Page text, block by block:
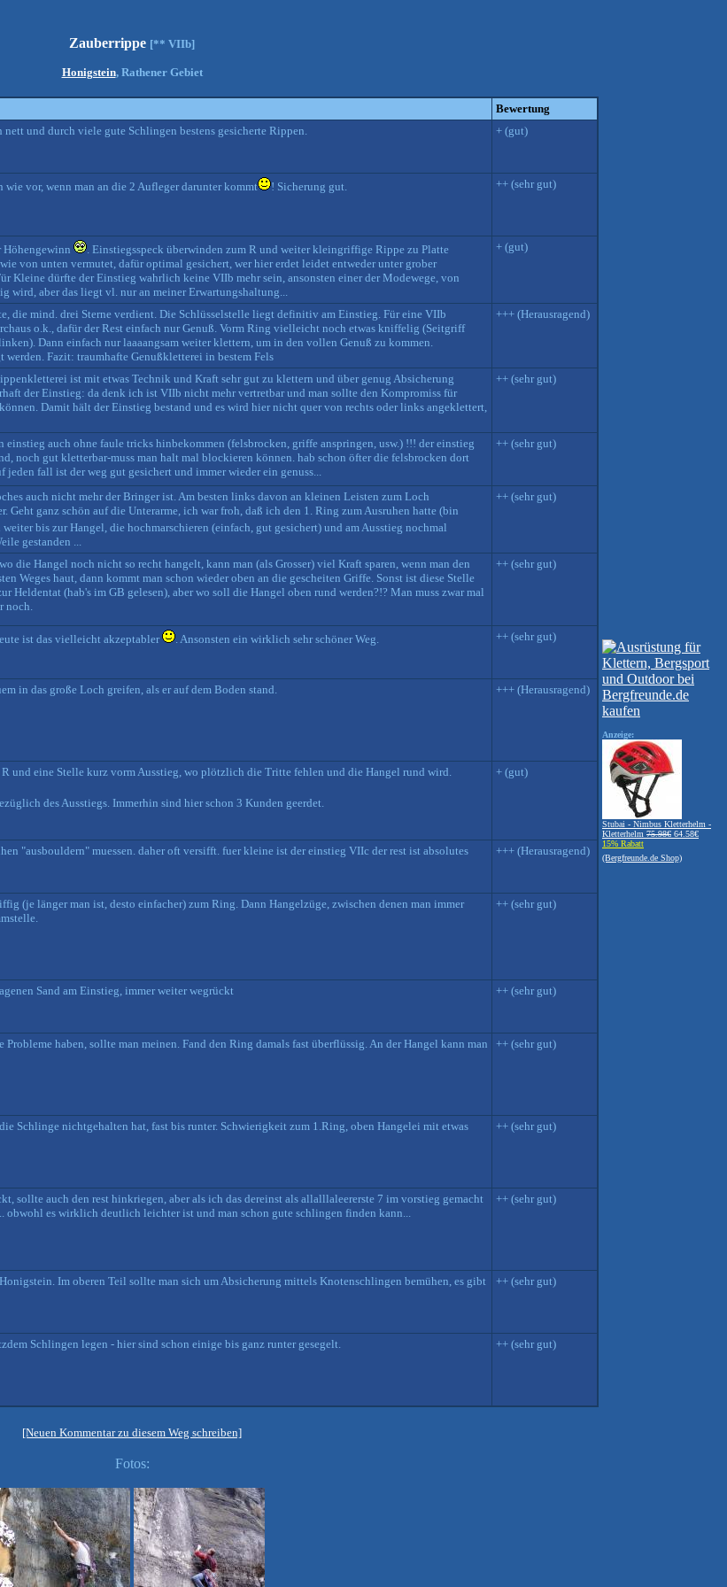
Zauberrippe [** VIIb]
Honigstein, Rathener Gebiet
Bewertung
und durch viele gute Schlingen bestens gesicherte Rippen. + (gut)
vor, wenn man an die 2 Aufleger darunter kommt ! Sicherung gut. ++ (sehr gut)
Höhengewinn
. Einstiegsspeck überwinden zum R und weiter kleingriffige Rippe zu Platte
von unten vermutet, dafür optimal gesichert, wer hier erdet leidet entweder unter grober
Kleine dürfte der Einstieg wahrlich keine VIIb mehr sein, ansonsten einer der Modewege, von
wird, aber das liegt vl. nur an meiner Erwartungshaltung...
+ (gut)
die mind. drei Sterne verdient. Die Schlüsselstelle liegt definitiv am Einstieg. Für eine VIIb
o.k., dafür der Rest einfach nur Genuß. Vorm Ring vielleicht noch etwas kniffelig (Seitgriff
Dann einfach nur laaaangsam weiter klettern, um in den vollen Genuß zu kommen.
Fazit: traumhafte Genußkletterei in bestem Fels
+++ (Herausragend)
ist mit etwas Technik und Kraft sehr gut zu klettern und über genug Absicherung
der Einstieg: da denk ich ist VIIb nicht mehr vertretbar und man sollte den Kompromiss für
Damit hält der Einstieg bestand und es wird hier nicht quer von rechts oder links angeklettert,
++ (sehr gut)
auch ohne faule tricks hinbekommen (felsbrocken, griffe anspringen, usw.) !!! der einstieg
noch gut kletterbar-muss man halt mal blockieren können. hab schon öfter die felsbrocken dort
fall ist der weg gut gesichert und immer wieder ein genuss...
++ (sehr gut)
auch nicht mehr der Bringer ist. Am besten links davon an kleinen Leisten zum Loch
ganz schön auf die Unterarme, ich war froh, daß ich den 1. Ring zum Ausruhen hatte (bin
bis zur Hangel, die hochmarschieren (einfach, gut gesichert) und am Ausstieg nochmal
gestanden ...
++ (sehr gut)
die Hangel noch nicht so recht hangelt, kann man (als Grosser) viel Kraft sparen, wenn man den
Weges haut, dann kommt man schon wieder oben an die gescheiten Griffe. Sonst ist diese Stelle
(hab's im GB gelesen), aber wo soll die Hangel oben rund werden?!? Man muss zwar mal
noch.
++ (sehr gut)
ist das vielleicht akzeptabler . Ansonsten ein wirklich sehr schöner Weg. ++ (sehr gut)
in das große Loch greifen, als er auf dem Boden stand. +++ (Herausragend)
und eine Stelle kurz vorm Ausstieg, wo plötzlich die Tritte fehlen und die Hangel rund wird.
des Ausstiegs. Immerhin sind hier schon 3 Kunden geerdet.
+ (gut)
"ausbouldern" muessen. daher oft versifft. fuer kleine ist der einstieg VIIc der rest ist absolutes
+++ (Herausragend)
(je länger man ist, desto einfacher) zum Ring. Dann Hangelzüge, zwischen denen man immer
++ (sehr gut)
Sand am Einstieg, immer weiter wegrückt ++ (sehr gut)
haben, sollte man meinen. Fand den Ring damals fast überflüssig. An der Hangel kann man
++ (sehr gut)
Schlinge nichtgehalten hat, fast bis runter. Schwierigkeit zum 1.Ring, oben Hangelei mit etwas
++ (sehr gut)
sollte auch den rest hinkriegen, aber als ich das dereinst als allalllaleererste 7 im vorstieg gemacht
obwohl es wirklich deutlich leichter ist und man schon gute schlingen finden kann...
++ (sehr gut)
Im oberen Teil sollte man sich um Absicherung mittels Knotenschlingen bemühen, es gibt
++ (sehr gut)
Schlingen legen - hier sind schon einige bis ganz runter gesegelt. ++ (sehr gut)
Anzeige:
Stubai - Nimbus Kletterhelm -
Kletterhelm 75.98€ 64.58€
15% Rabatt
(Bergfreunde.de Shop)
[Neuen Kommentar zu diesem Weg schreiben]
Fotos: